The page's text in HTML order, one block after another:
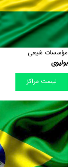
مؤسسات شیعی
بولیوی
لیست مراکز